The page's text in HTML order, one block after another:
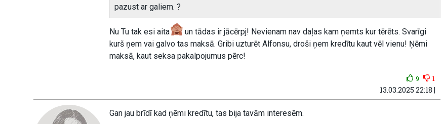
pazust ar galiem. ?
Nu Tu tak esi aita
un tādas ir jācērpj! Nevienam nav daļas kam ņemts kur tērēts. Svarīgi
kurš ņem vai galvo tas maksā. Gribi uzturēt Alfonsu, droši ņem kredītu kaut vēl vienu! Ņēmi
maksā, kaut seksa pakalpojumus pērc!
9 1
13.03.2025 22:18 |
Gan jau brīdī kad ņēmi kredītu, tas bija tavām interesēm.